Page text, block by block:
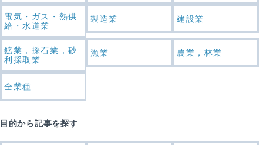
電気・ガス・熱供
給・水道業
製造業 建設業
鉱業，採石業，砂
利採取業
漁業 農業，林業
全業種
目的から記事を探す